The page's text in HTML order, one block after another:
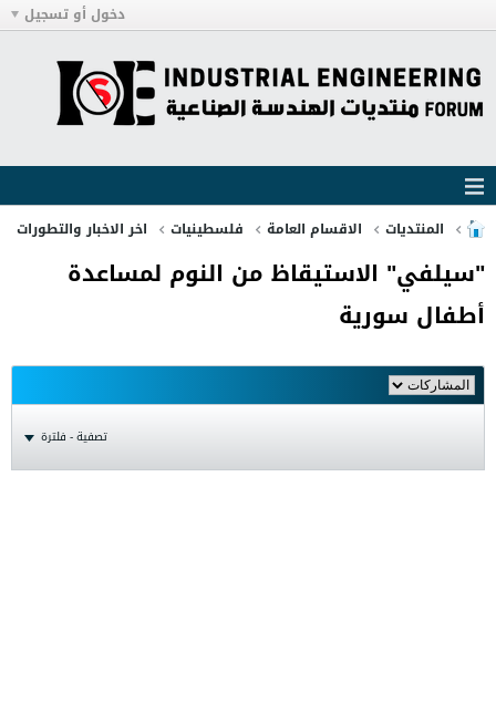
دخول أو تسجيل
المنتديات الاقسام العامة فلسطينيات اخر الاخبار والتطورات
"سيلفي" الاستيقاظ من النوم لمساعدة
أطفال سورية
تصفية - فلترة